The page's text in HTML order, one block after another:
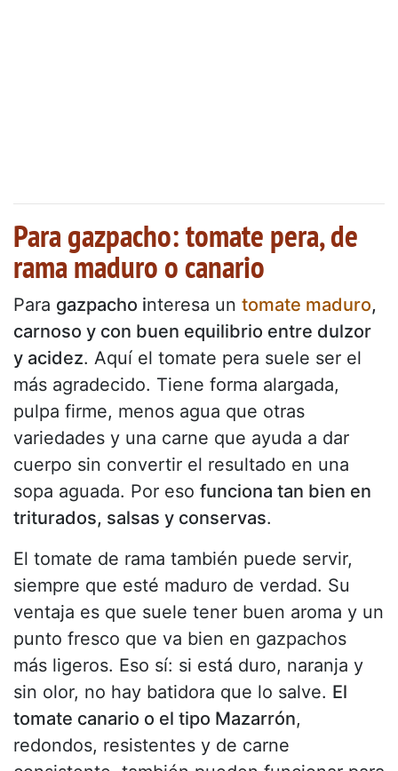
Para gazpacho: tomate pera, de
rama maduro o canario
Para gazpacho interesa un tomate maduro,
carnoso y con buen equilibrio entre dulzor
y acidez. Aquí el tomate pera suele ser el
más agradecido. Tiene forma alargada,
pulpa firme, menos agua que otras
variedades y una carne que ayuda a dar
cuerpo sin convertir el resultado en una
sopa aguada. Por eso funciona tan bien en
triturados, salsas y conservas.
El tomate de rama también puede servir,
siempre que esté maduro de verdad. Su
ventaja es que suele tener buen aroma y un
punto fresco que va bien en gazpachos
más ligeros. Eso sí: si está duro, naranja y
sin olor, no hay batidora que lo salve. El
tomate canario o el tipo Mazarrón,
redondos, resistentes y de carne